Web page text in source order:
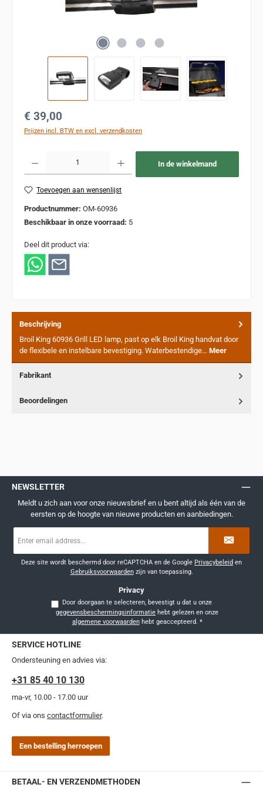
Normale prijs:
€ 39,00
Prijzen incl. BTW en excl. verzendkosten
In de winkelmand
Toevoegen aan wensenlijst
Productnummer: OM-60936
Beschikbaar in onze voorraad: 5
Deel dit product via:
Beschrijving
Broil King 60936 Grill LED lamp, past op elk Broil King handvat door
de flexibele en instelbare bevestiging. Waterbestendige… Meer
Fabrikant
Beoordelingen
NEWSLETTER
Meldt u zich aan voor onze nieuwsbrief en u bent altijd als één van de
eersten op de hoogte van nieuwe producten en aanbiedingen.
mailadres
Deze site wordt beschermd door reCAPTCHA en de Google Privacybeleid en
Gebruiksvoorwaardenzijn van toepassing.
Privacy
Door doorgaan te selecteren, bevestigt u dat u onze
gegevensbeschermingsinformatie
algemene voorwaardenhebt geaccepteerd. *
SERVICE HOTLINE
Ondersteuning en advies via:
+31 85 40 10 130
ma-vr, 10.00 - 17.00 uur
Of via ons contactformulier.
Een bestelling herroepen
BETAAL- EN VERZENDMETHODEN